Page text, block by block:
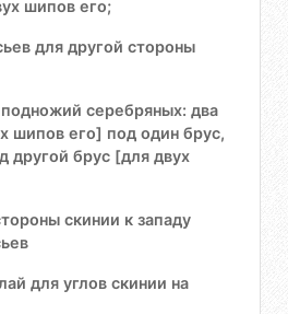
шипов его;
для другой стороны
серебряных: два
шипов его] под один брус,
другой брус [для двух
скинии к западу
для углов скинии на